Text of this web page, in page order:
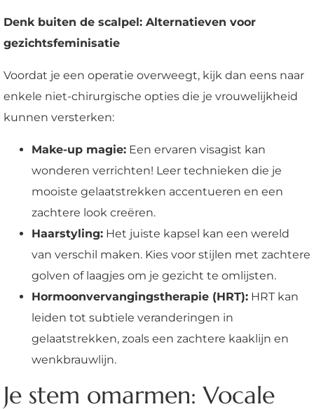
Denk buiten de scalpel: Alternatieven voor
gezichtsfeminisatie
Voordat je een operatie overweegt, kijk dan eens naar
enkele niet-chirurgische opties die je vrouwelijkheid
kunnen versterken:
Make-up magie: Een ervaren visagist kan
wonderen verrichten! Leer technieken die je
mooiste gelaatstrekken accentueren en een
zachtere look creëren.
Haarstyling: Het juiste kapsel kan een wereld
van verschil maken. Kies voor stijlen met zachtere
golven of laagjes om je gezicht te omlijsten.
Hormoonvervangingstherapie (HRT): HRT kan
leiden tot subtiele veranderingen in
gelaatstrekken, zoals een zachtere kaaklijn en
wenkbrauwlijn.
Je stem omarmen: Vocale